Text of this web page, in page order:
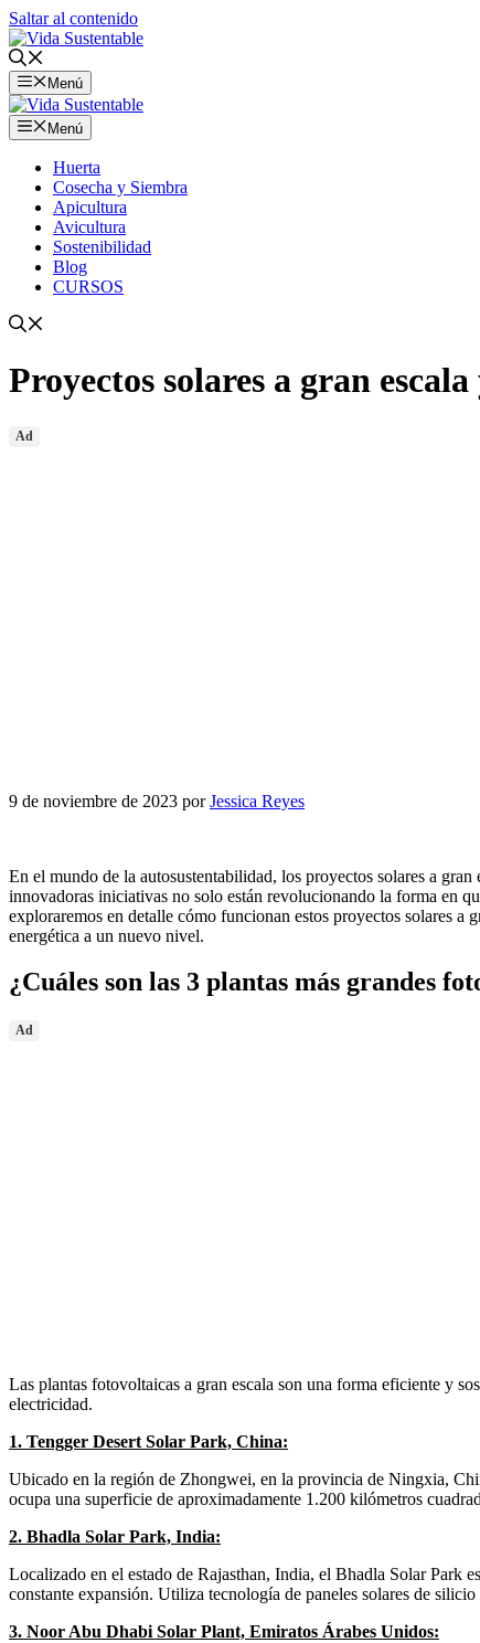
Saltar al contenido
Menú
Menú
Huerta
Cosecha y Siembra
Apicultura
Avicultura
Sostenibilidad
Blog
CURSOS
Proyectos solares a gran
Ad
9 de noviembre de 2023 porJessica Reyes
En el mundo de la autosustentabilidad, los proyectos solares a
innovadoras iniciativas no solo están revolucionando la forma en
exploraremos en detalle cómo funcionan estos proyectos solares
energética a un nuevo nivel.
¿Cuáles son las 3 plantas más grandes
Ad
Las plantas fotovoltaicas a gran escala son una forma eficiente y
electricidad.
1. Tengger Desert Solar Park, China:
Ubicado en la región de Zhongwei, en la provincia de Ningxia,
ocupa una superficie de aproximadamente 1.200 kilómetros
2. Bhadla Solar Park, India:
Localizado en el estado de Rajasthan, India, el Bhadla Solar Park
constante expansión. Utiliza tecnología de paneles solares de
3. Noor Abu Dhabi Solar Plant, Emiratos Árabes Unidos: